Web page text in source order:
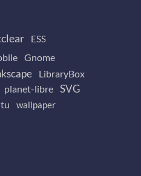
ESS
Gnome
LibraryBox
planet-libre SVG
wallpaper